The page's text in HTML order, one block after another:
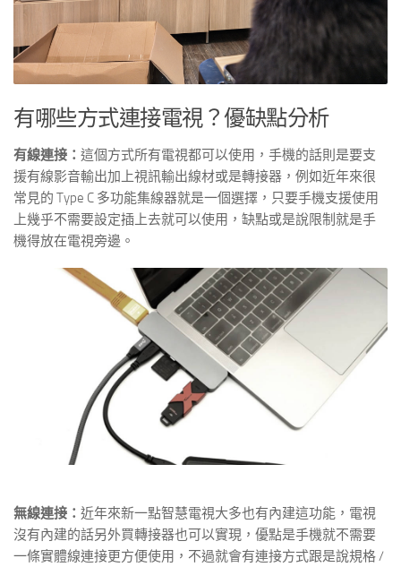
有哪些方式連接電視？優缺點分析
有線連接： 這個方式所有電視都可以使用，手機的話則是要支
援有線影音輸出加上視訊輸出線材或是轉接器，例如近年來很
常見的 Type C 多功能集線器就是一個選擇，只要手機支援使用
上幾乎不需要設定插上去就可以使用，缺點或是說限制就是手
機得放在電視旁邊。
無線連接： 近年來新一點智慧電視大多也有內建這功能，電視
沒有內建的話另外買轉接器也可以實現，優點是手機就不需要
一條實體線連接更方便使用，不過就會有連接方式跟是說規格 /